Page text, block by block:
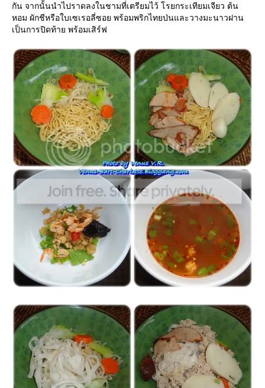
กัน จากนั้นนำไปราดลงในชามที่เตรียมไว้ โรยกระเทียมเจียว ต้น
หอม ผักชีหรือใบเซเรอลี่ซอย พร้อมพริกไทยป่นและวางมะนาวฝาน
เป็นการปิดท้าย พร้อมเสิร์ฟ